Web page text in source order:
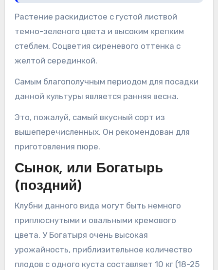
Растение раскидистое с густой листвой
темно-зеленого цвета и высоким крепким
стеблем. Соцветия сиреневого оттенка с
желтой серединкой.
Самым благополучным периодом для посадки
данной культуры является ранняя весна.
Это, пожалуй, самый вкусный сорт из
вышеперечисленных. Он рекомендован для
приготовления пюре.
Сынок, или Богатырь
(поздний)
Клубни данного вида могут быть немного
приплюснутыми и овальными кремового
цвета. У Богатыря очень высокая
урожайность, приблизительное количество
плодов с одного куста составляет 10 кг (18-25